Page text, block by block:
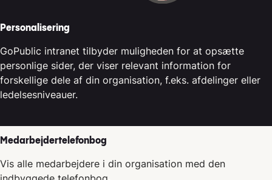
Personalisering
GoPublic intranet tilbyder muligheden for at opsætte
personlige sider, der viser relevant information for
forskellige dele af din organisation, f.eks. afdelinger eller
ledelsesniveauer.
Medarbejdertelefonbog
Vis alle medarbejdere i din organisation med den